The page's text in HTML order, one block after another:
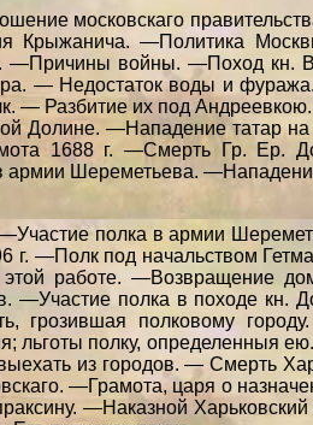
московскаго
—Политика
войны. —Поход кн.
— Недостаток воды и
— Разбитие их под
Долине. —Нападение татар
1688 г. —Смерть Гр.
армии Шереметьева.
полка в армии
г. —Полк под начальством
работе. —Возвращение
—Участие полка в походе кн.
грозившая полковому
полку, определенныя
из городов. — Смерть
—Грамота, царя о
—Наказной